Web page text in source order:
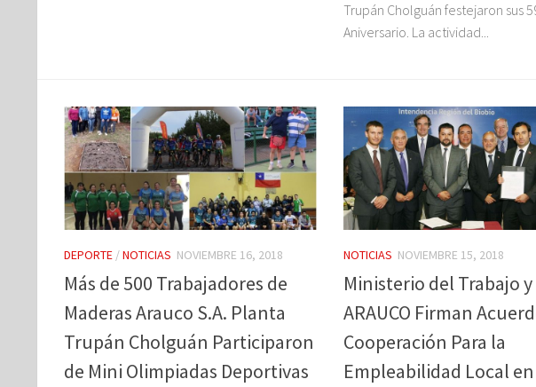
Trupán Cholguán festejaron sus
Aniversario. La actividad...
DEPORTE /NOTICIAS NOVIEMBRE 16, 2018
Más de 500 Trabajadores de
Maderas Arauco S.A. Planta
Trupán Cholguán Participaron
de Mini Olimpiadas Deportivas
NOTICIAS NOVIEMBRE 15, 2018
Ministerio del Trabajo y
ARAUCO Firman
Cooperación Para la
Empleabilidad Local